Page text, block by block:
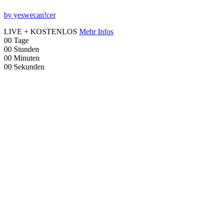
by yeswecan!cer
LIVE + KOSTENLOS Mehr Infos
00 Tage
00 Stunden
00 Minuten
00 Sekunden